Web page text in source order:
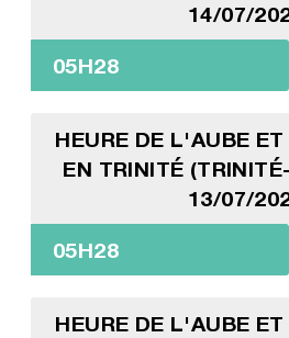
14/07/
05H28
HEURE DE L'AUBE
EN TRINITÉ
13/07/
05H28
HEURE DE L'AUBE